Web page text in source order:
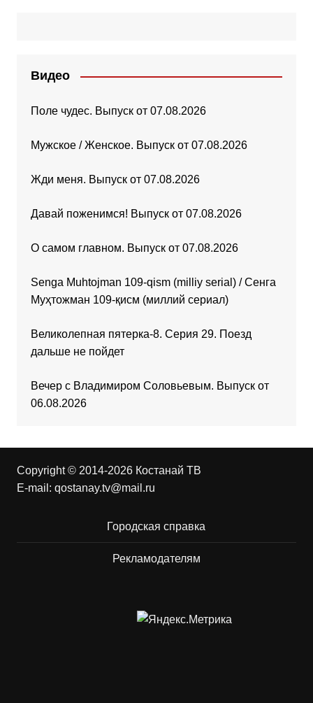
Видео
Поле чудес. Выпуск от 07.08.2026
Мужское / Женское. Выпуск от 07.08.2026
Жди меня. Выпуск от 07.08.2026
Давай поженимся! Выпуск от 07.08.2026
О самом главном. Выпуск от 07.08.2026
Senga Muhtojman 109-qism (milliy serial) / Сенга
Муҳтожман 109-қисм (миллий сериал)
Великолепная пятерка-8. Серия 29. Поезд
дальше не пойдет
Вечер с Владимиром Соловьевым. Выпуск от
06.08.2026
Copyright © 2014-2026 Костанай ТВ
E-mail: qostanay.tv@mail.ru
Городская справка
Рекламодателям